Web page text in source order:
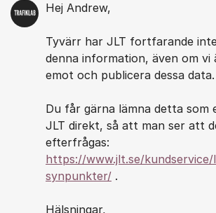
Hej Andrew,
Tyvärr har JLT fortfarande
denna information, även om
emot och publicera dessa data.
Du får gärna lämna detta som
JLT direkt, så att man ser att
efterfrågas:
https://www.jlt.se/kundservice/
synpunkter/ .
Hälsningar,